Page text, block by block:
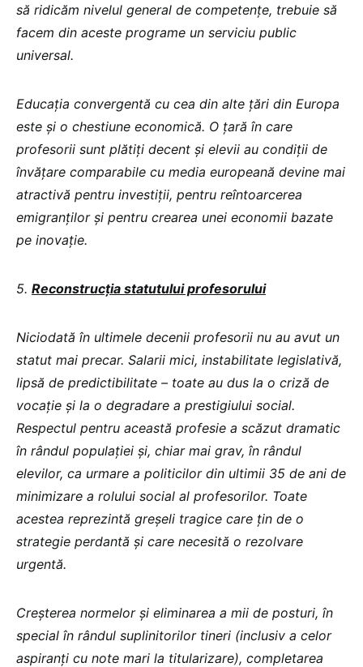
să ridicăm nivelul general de competențe, trebuie să
facem din aceste programe un serviciu public
universal.
Educația convergentă cu cea din alte țări din Europa
este și o chestiune economică. O țară în care
profesorii sunt plătiți decent și elevii au condiții de
învățare comparabile cu media europeană devine mai
atractivă pentru investiții, pentru reîntoarcerea
emigranților și pentru crearea unei economii bazate
pe inovație.
5. Reconstrucția statutului profesorului
Niciodată în ultimele decenii profesorii nu au avut un
statut mai precar. Salarii mici, instabilitate legislativă,
lipsă de predictibilitate – toate au dus la o criză de
vocație și la o degradare a prestigiului social.
Respectul pentru această profesie a scăzut dramatic
în rândul populației și, chiar mai grav, în rândul
elevilor, ca urmare a politicilor din ultimii 35 de ani de
minimizare a rolului social al profesorilor. Toate
acestea reprezintă greșeli tragice care țin de o
strategie perdantă și care necesită o rezolvare
urgentă.
Creșterea normelor și eliminarea a mii de posturi, în
special în rândul suplinitorilor tineri (inclusiv a celor
aspiranți cu note mari la titularizare), completarea